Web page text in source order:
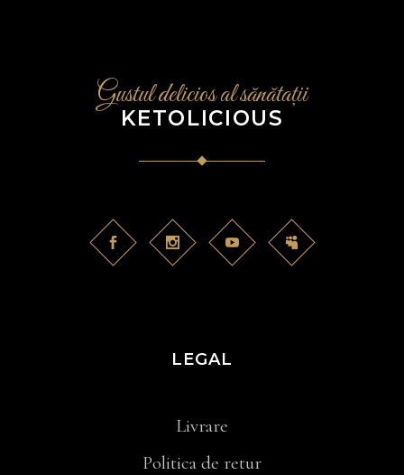
Gustul delicios al sănătații
KETOLICIOUS
LEGAL
Livrare
Politica de retur